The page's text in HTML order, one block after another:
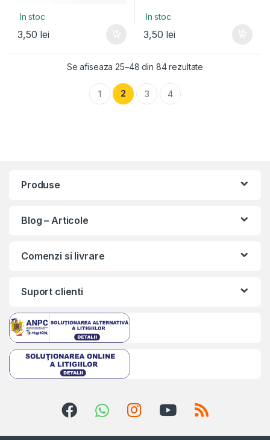
In stoc
3,50 lei
In stoc
3,50 lei
Se afiseaza 25–48 din 84 rezultate
1 2 3 4
Produse
Blog – Articole
Comenzi si livrare
Suport clienti